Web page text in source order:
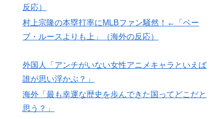
▶
外国人「アンチがいない女性アニメキャラといえば誰が
思い浮かぶ？」
▶ 日本からの「海外送金が最も多い国ランキング」2位は
▶
トルコ人「日本人まで獲るのか」上田綺世、トルコ名門
が巨額の正式オファー！現地サポが騒然！【海外の反
▶
【海外の反応】村上宗隆が100マイル粉砕の26号弾で逆
反応）
村上宗隆の本塁打率にMLBファン騒然！←「ベー
ブ・ルースよりも上」（海外の反応）
外国人「アンチがいない女性アニメキャラといえば
誰が思い浮かぶ？」
海外「最も幸運な歴史を歩んできた国ってどこだと
思う？」